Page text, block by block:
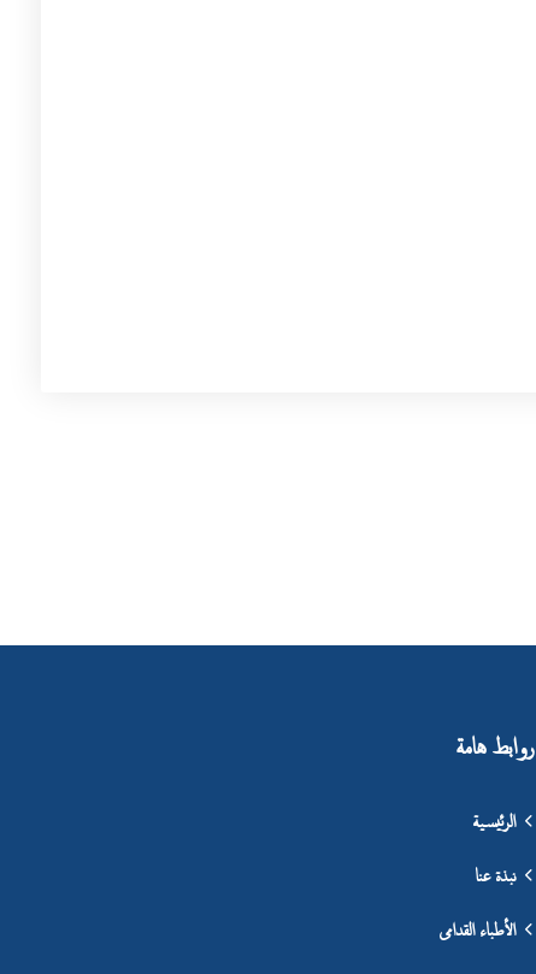
روابط هامة
الرئيسية
نبذة عنا
الأطباء القدامى